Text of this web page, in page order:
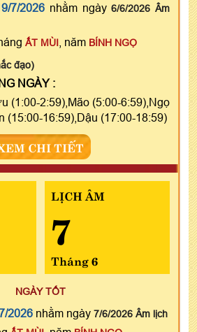
7/2026 nhằm ngày6/6/2026 Âm
ẤT MÙI , năm BÍNH NGỌ
đạo)
NGÀY :
(1:00-2:59),Mão (5:00-6:59),Ngọ
(15:00-16:59),Dậu (17:00-18:59)
CHI TIẾT
LỊCH ÂM
7
Tháng 6
NGÀY TỐT
2026 nhằm ngày 7/6/2026 Âm lịch